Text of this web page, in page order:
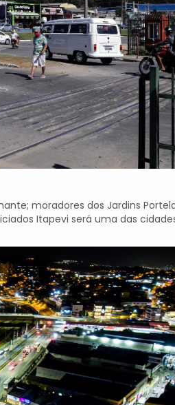
moradores dos Jardins
Itapevi será uma das